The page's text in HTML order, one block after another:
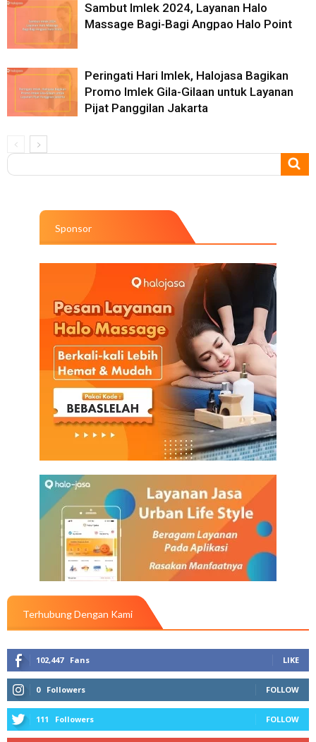
Sambut Imlek 2024, Layanan Halo
Massage Bagi-Bagi Angpao Halo Point
Peringati Hari Imlek, Halojasa Bagikan
Promo Imlek Gila-Gilaan untuk Layanan
Pijat Panggilan Jakarta
Sponsor
Terhubung Dengan Kami
102,447 Fans LIKE
0 Followers FOLLOW
111 Followers FOLLOW